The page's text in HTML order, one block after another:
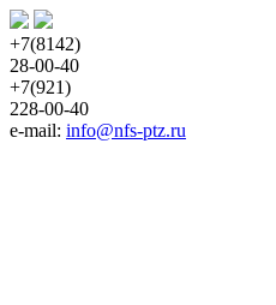
+7(8142)
28-00-40
+7(921)
228-00-40
e-mail: info@nfs-ptz.ru